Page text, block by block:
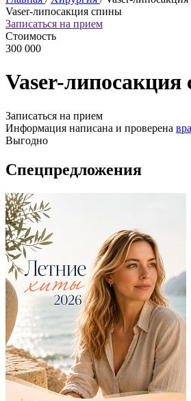
Vaser-липосакция спины
Записаться на прием
Стоимость
300 000
Vaser-
Записаться на прием
Информация написана и проверена
Выгодно
Спецпредложения